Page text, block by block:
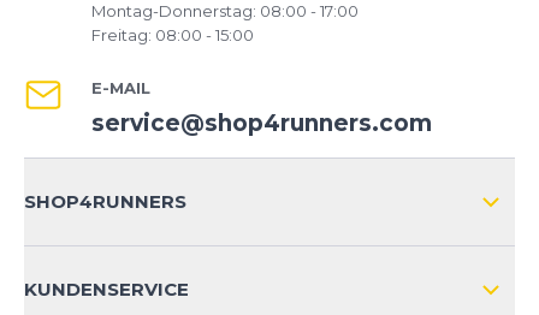
Montag-Donnerstag: 08:00 - 17:00
Freitag: 08:00 - 15:00
E-MAIL
service@shop4runners.com
SHOP4RUNNERS
KUNDENSERVICE